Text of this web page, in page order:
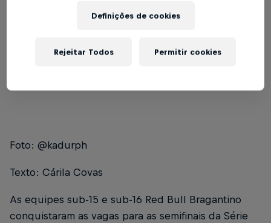
Decisões serão neste sábado (7), no CT
Foto: @kadurph
Texto: Cárila Covas
As equipes sub-15 e sub-16 Red Bull Bragantino
conquistaram as vagas para as semifinais da Série
Definições de cookies
Rejeitar Todos Permitir cookies